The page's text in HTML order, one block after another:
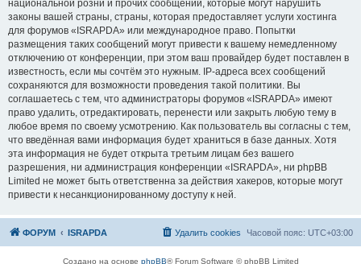
национальной розни и прочих сообщений, которые могут нарушить
законы вашей страны, страны, которая предоставляет услуги хостинга
для форумов «ISRAPDA» или международное право. Попытки
размещения таких сообщений могут привести к вашему немедленному
отключению от конференции, при этом ваш провайдер будет поставлен в
известность, если мы сочтём это нужным. IP-адреса всех сообщений
сохраняются для возможности проведения такой политики. Вы
соглашаетесь с тем, что администраторы форумов «ISRAPDA» имеют
право удалить, отредактировать, перенести или закрыть любую тему в
любое время по своему усмотрению. Как пользователь вы согласны с тем,
что введённая вами информация будет храниться в базе данных. Хотя
эта информация не будет открыта третьим лицам без вашего
разрешения, ни администрация конференции «ISRAPDA», ни phpBB
Limited не может быть ответственна за действия хакеров, которые могут
привести к несанкционированному доступу к ней.
ФОРУМ ISRAPDA Часовой пояс: UTC+03:00
Удалить cookies
Создано на основе phpBB® Forum Software © phpBB Limited